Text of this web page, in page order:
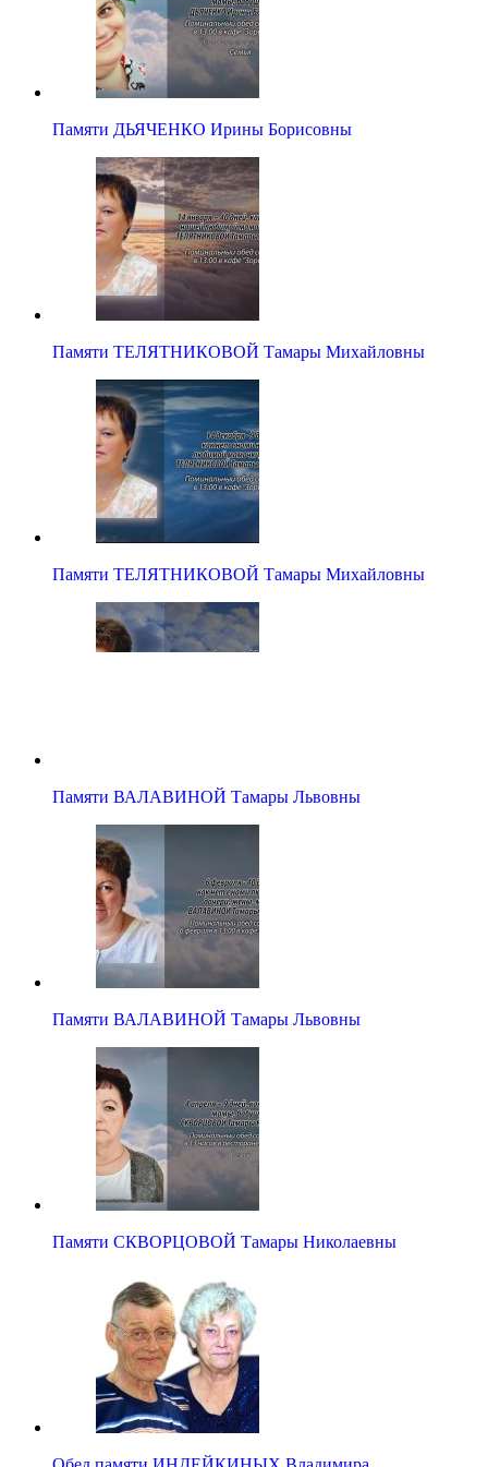
Памяти ДЬЯЧЕНКО Ирины Борисовны
Памяти ТЕЛЯТНИКОВОЙ Тамары Михайловны
Памяти ТЕЛЯТНИКОВОЙ Тамары Михайловны
Памяти ВАЛАВИНОЙ Тамары Львовны
Памяти ВАЛАВИНОЙ Тамары Львовны
Памяти СКВОРЦОВОЙ Тамары Николаевны